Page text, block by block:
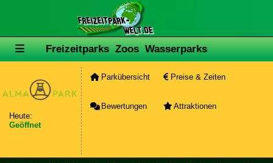
Freizeitparks Zoos Wasserparks
Heute:
Geöffnet
Parkübersicht Preise & Zeiten
Bewertungen Attraktionen